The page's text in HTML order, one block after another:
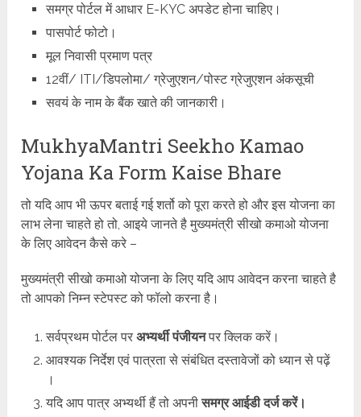
समग्र पोर्टल में आधार E-KYC अपडेट होना चाहिए।
पासपोर्ट फोटो।
मूल निवासी प्रमाण पत्र
12वीं/ ITI/डिपलोमा/ ग्रेजुएशन/पोस्‍ट ग्रेजुएशन अंकसूची
सवयं के नाम के बैंक खाते की जानकारी।
MukhyaMantri Seekho Kamao
Yojana Ka Form Kaise Bhare
तो यदि आप भी ऊपर बताई गई शर्तो को पूरा करते हो और इस योजना का
लाभ लेना चाहते हो तो, आइये जानते है मुख्यमंत्री सीखो कमाओ योजना
के लिए आवेदन कैसे करे –
मुख्यमंत्री सीखो कमाओ योजना के लिए यदि आप आवेदन करना चाहते है
तो आपको निम्न स्टेपस्ट को फॉलो करना है।
सर्वप्रथम पोर्टल पर अभ्यर्थी पंजीयनपर क्लिक करें।
आवश्यक निर्देश एवं पात्रता से संबंधित दस्तावेजों को ध्यान से पढ़ें
।
यदि आप पात्र अभ्यर्थी हैं तो अपनीसमग्र आईडी दर्ज करें।